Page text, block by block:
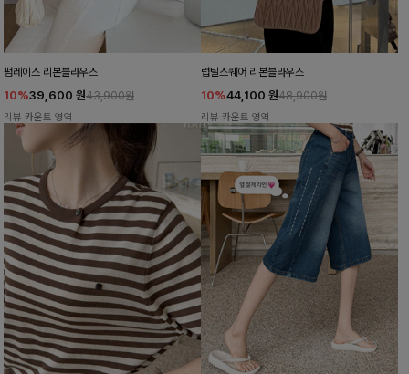
펌레이스 리본블라우스
10%39,600 원43,900원
리뷰 카운트 영역
럽틸스퀘어 리본블라우스
10%44,100 원48,900원
리뷰 카운트 영역